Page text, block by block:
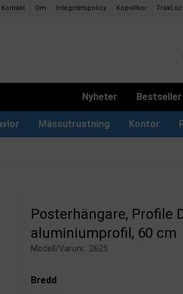
Kontakt Om Integritetspolicy Köpvillkor Frakt
Nyheter Bestseller
Mässutrustning Kontor
Posterhängare, Profile
aluminiumprofil, 60 cm
Modell/Varunr.: 2625
Bredd